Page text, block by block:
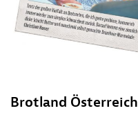
Brotland Österreich